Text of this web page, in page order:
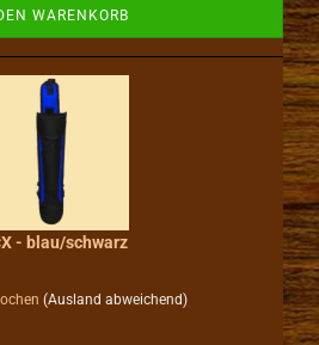
WARENKORB
- blau/schwarz
(Ausland abweichend)